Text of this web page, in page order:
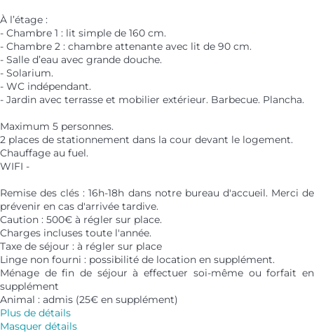
À l’étage :
- Chambre 1 : lit simple de 160 cm.
- Chambre 2 : chambre attenante avec lit de 90 cm.
- Salle d’eau avec grande douche.
- Solarium.
- WC indépendant.
- Jardin avec terrasse et mobilier extérieur. Barbecue. Plancha.
Maximum 5 personnes.
2 places de stationnement dans la cour devant le logement.
Chauffage au fuel.
WIFI -
Remise des clés : 16h-18h dans notre bureau d'accueil. Merci de
prévenir en cas d'arrivée tardive.
Caution : 500€ à régler sur place.
Charges incluses toute l'année.
Taxe de séjour : à régler sur place
Linge non fourni : possibilité de location en supplément.
Ménage de fin de séjour à effectuer soi-même ou forfait en
supplément
Animal : admis (25€ en supplément)
Plus de détails
Masquer détails